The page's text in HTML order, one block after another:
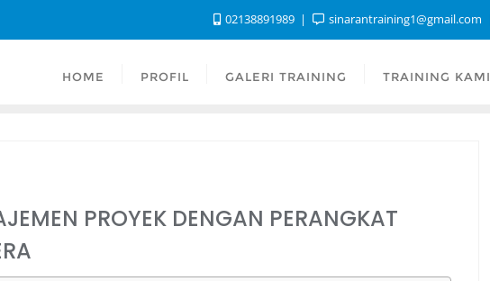
02138891989 sinarantraining1@gmail.com
HOME PROFIL GALERI TRAINING TRAINING KAMI
PROYEK DENGAN PERANGKAT